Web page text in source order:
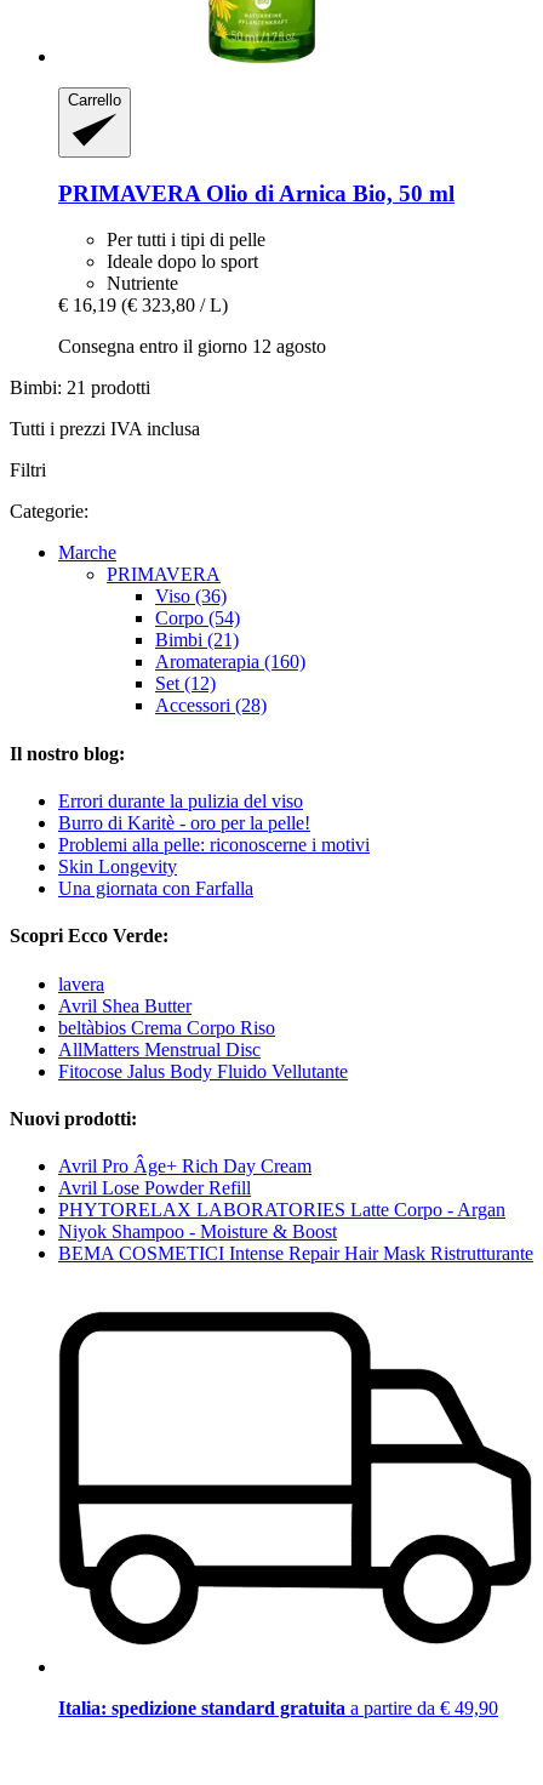
Carrello
PRIMAVERA Olio di Arnica Bio, 50 ml
Per tutti i tipi di pelle
Ideale dopo lo sport
Nutriente
€ 16,19 (€ 323,80 / L)
Consegna entro il giorno 12 agosto
Bimbi: 21 prodotti
Tutti i prezzi IVA inclusa
Filtri
Categorie:
Marche
PRIMAVERA
Viso (36)
Corpo (54)
Bimbi (21)
Aromaterapia (160)
Set (12)
Accessori (28)
Il nostro blog:
Errori durante la pulizia del viso
Burro di Karitè - oro per la pelle!
Problemi alla pelle: riconoscerne i motivi
Skin Longevity
Una giornata con Farfalla
Scopri Ecco Verde:
lavera
Avril Shea Butter
beltàbios Crema Corpo Riso
AllMatters Menstrual Disc
Fitocose Jalus Body Fluido Vellutante
Nuovi prodotti:
Avril Pro Âge+ Rich Day Cream
Avril Lose Powder Refill
PHYTORELAX LABORATORIES Latte Corpo - Argan
Niyok Shampoo - Moisture & Boost
BEMA COSMETICI Intense Repair Hair Mask Ristrutturante
Italia: spedizione standard gratuita a partire da € 49,90